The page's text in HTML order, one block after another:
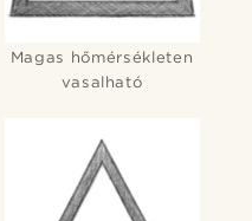
Magas hőmérsékleten
vasalható